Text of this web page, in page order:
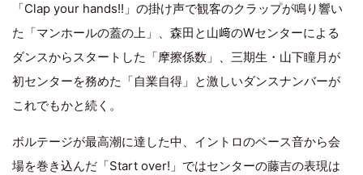
「Clap your hands!!」の掛け声で観客のクラップが鳴り響い
た「マンホールの蓋の上」、森田と山﨑のWセンターによる
ダンスからスタートした「摩擦係数」、三期生・山下瞳月が
初センターを務めた「自業自得」と激しいダンスナンバーが
これでもかと続く。
ボルテージが最高潮に達した中、イントロのベース音から会
場を巻き込んだ「Start over!」ではセンターの藤吉の表現は